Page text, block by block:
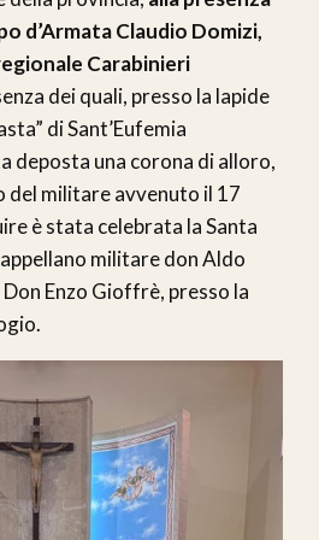
d’Armata Claudio Domizi,
Carabinieri
dei quali, presso la lapide
di Sant’Eufemia
deposta una corona di alloro,
del militare avvenuto il 17
è stata celebrata la Santa
militare don Aldo
Enzo Gioffrè, presso la